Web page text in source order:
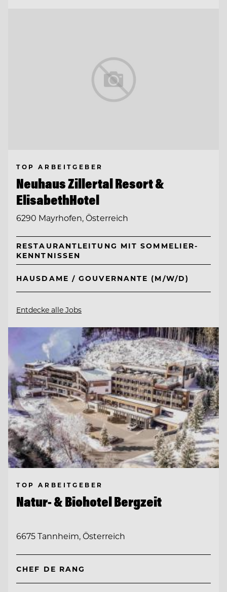
TOP ARBEITGEBER
Neuhaus Zillertal Resort &
ElisabethHotel
6290 Mayrhofen, Österreich
RESTAURANTLEITUNG MIT SOMMELIER-
KENNTNISSEN
HAUSDAME / GOUVERNANTE (M/W/D)
Entdecke alle Jobs
TOP ARBEITGEBER
Natur- & Biohotel Bergzeit
6675 Tannheim, Österreich
CHEF DE RANG